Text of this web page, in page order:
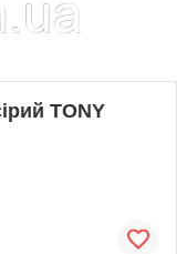
TONY